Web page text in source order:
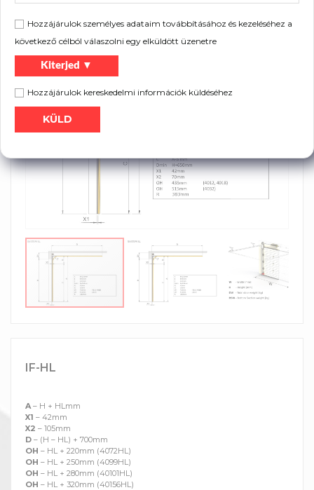
Hozzájárulok személyes adataim továbbításához és kezeléséhez a
következő célból válaszolni egy elküldött üzenetre
Kiterjed ▼
Hozzájárulok kereskedelmi információk küldéséhez
Prospektus Kábeldobok és felfogatók listája
IF-HL
A – H + HLmm
X1 – 42mm
X2 – 105mm
D – (H – HL) + 700mm
OH – HL + 220mm (4072HL)
OH – HL + 250mm (4099HL)
OH – HL + 280mm (40101HL)
OH – HL + 320mm (40156HL)